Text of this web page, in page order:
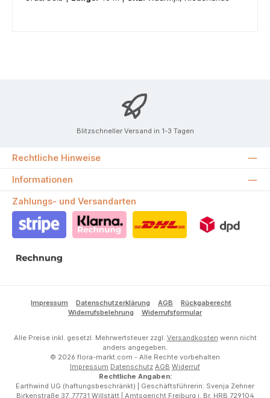
Blitzschneller Versand in 1-3 Tagen
Rechtliche Hinweise
Informationen
Zahlungs- und Versandarten
Impressum Datenschutzerklärung AGB
Rückgaberecht
Widerrufsbelehrung
Widerrufsformular
Alle Preise inkl. gesetzl. Mehrwertsteuer zzgl. Versandkosten wenn nicht
anders angegeben.
© 2026 flora-markt.com - Alle Rechte vorbehalten
Impressum Datenschutz AGB Widerruf
Rechtliche Angaben:
Earthwind UG (haftungsbeschränkt) | Geschäftsführerin: Svenja Zehner
Birkenstraße 37, 77731 Willstätt | Amtsgericht Freiburg i. Br. HRB 729104